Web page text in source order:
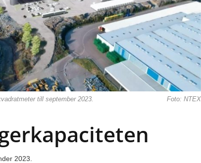
till september 2023. Foto: NTEX
2023.